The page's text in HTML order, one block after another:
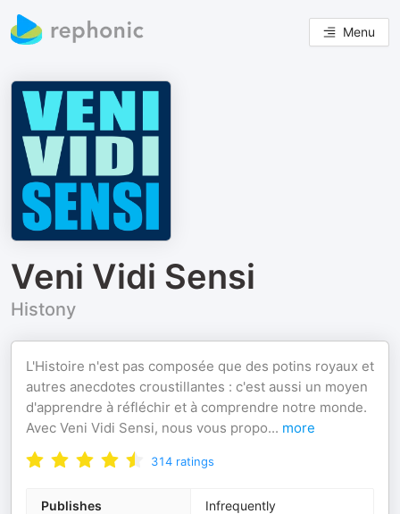
Menu
Veni Vidi Sensi
Histony
L'Histoire n'est pas composée que des potins royaux et
autres anecdotes croustillantes : c'est aussi un moyen
d'apprendre à réfléchir et à comprendre notre monde.
Avec Veni Vidi Sensi, nous vous propo... more
314 ratings
Publishes Infrequently